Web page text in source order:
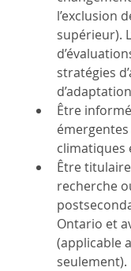
l’exclusion
supérieur).
stratégies
Être
climatiques
Être
recherche
Ontario et
(applicable
seulement).